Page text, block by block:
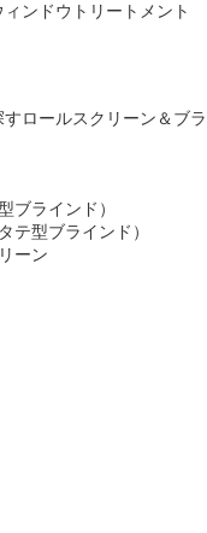
ィンドウトリートメント
ロールスクリーン＆ブラ
ブラインド）
テ型ブラインド）
ーン